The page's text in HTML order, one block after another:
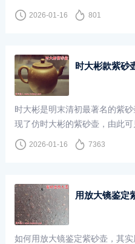
人工涂抹了东西散发的味道，
下的味道。虽然油墨味不一定
2026-01-16 801
时大彬款紫砂
时大彬是明末清初最著名的紫
现了仿时大彬的紫砂壶，由此可
多收藏家喜欢收藏时大彬的紫
大
2026-01-16 7363
用放大镜鉴定
如何用放大镜鉴定紫砂壶，其